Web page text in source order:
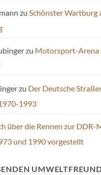
zu Schönster Wartburg
zu Motorsport-Arena
zu Der Deutsche
1993
über die Rennen zur DDR-
und 1990 vorgestellt